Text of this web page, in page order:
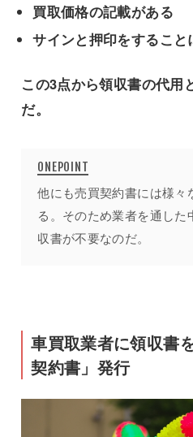
買取価格の記載がある
サインと押印をすること
この3点から領収書の代用
だ。
他にも売買契約書には様々
る。そのため業者を通し
収書が不要なのだ。
車買取業者に領収書
契約書」発行